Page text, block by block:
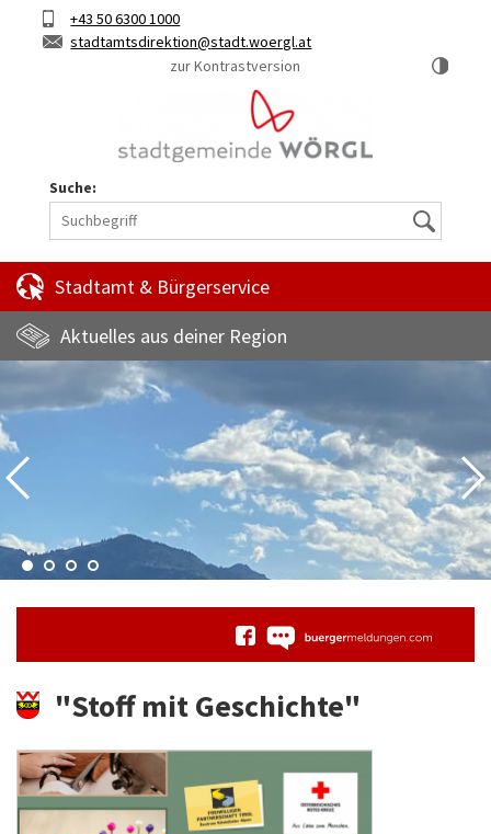
Hauptinhalt
KurztasteTelefon+43 50 6300 1000
E-
stadtamtsdirektion
stadt.woergl.at
zur Kontrastversion
Suche:
Suche
Stadtamt & Bürgerservice
Aktuelles aus deiner Region
"Stoff mit Geschichte"